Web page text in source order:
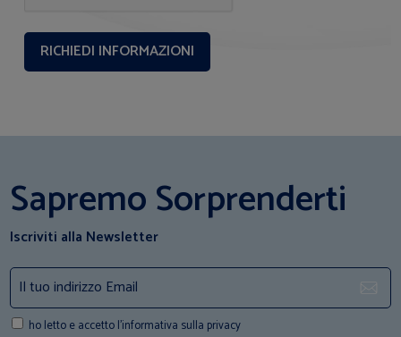
Sapremo Sorprenderti
Iscriviti alla Newsletter
ho letto e accetto l'informativa sulla privacy